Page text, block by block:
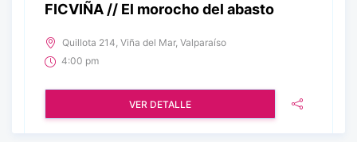
FICVIÑA // El morocho del abasto
Quillota 214, Viña del Mar, Valparaíso
4:00 pm
VER DETALLE